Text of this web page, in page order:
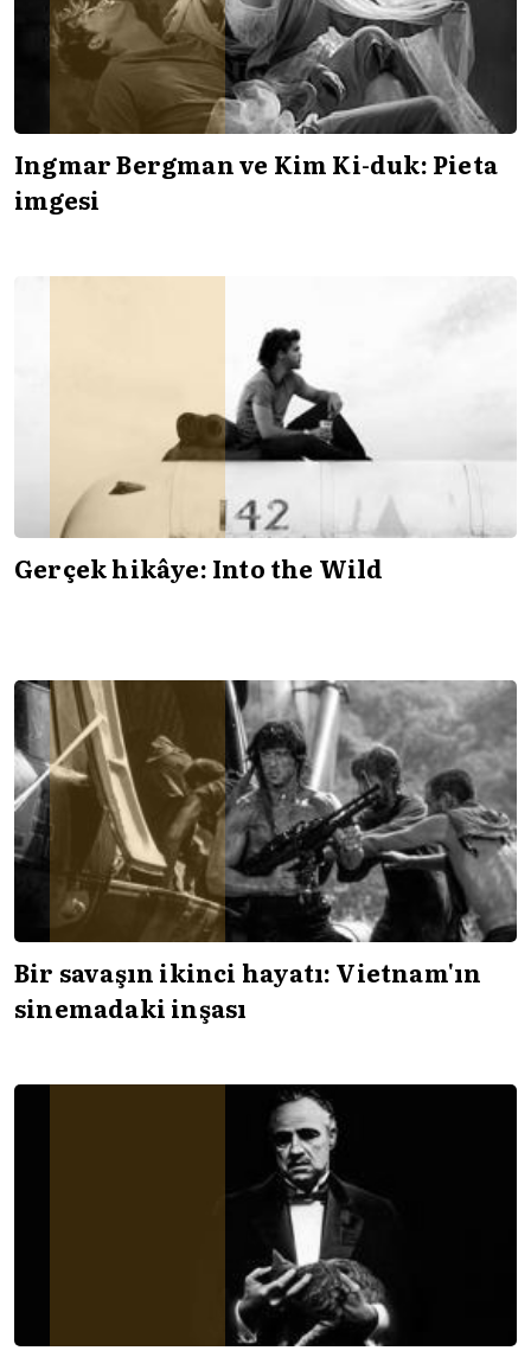
Ingmar Bergman ve Kim Ki-duk: Pieta
imgesi
Gerçek hikâye: Into the Wild
Bir savaşın ikinci hayatı: Vietnam'ın
sinemadaki inşası